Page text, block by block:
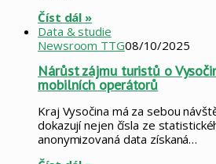
Číst dál »
Data & studie
Newsroom TTG08/10/2025
Nárůst zájmu turistů o
mobilních operátorů
Kraj Vysočina má za sebou
dokazují nejen čísla ze
anonymizovaná data získaná…